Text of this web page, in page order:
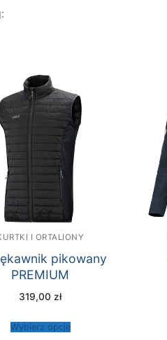
I ORTALIONY
pikowany
PREMIUM
319,00 zł
Wybierz opcje